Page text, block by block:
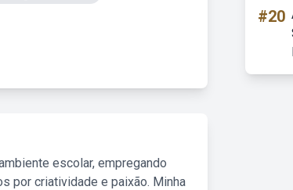
escolar, empregando
por criatividade e paixão. Minha
#20